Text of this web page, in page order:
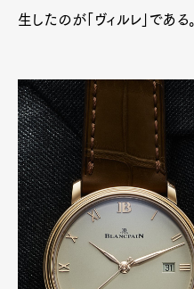
生したのが「ヴィルレ」である。